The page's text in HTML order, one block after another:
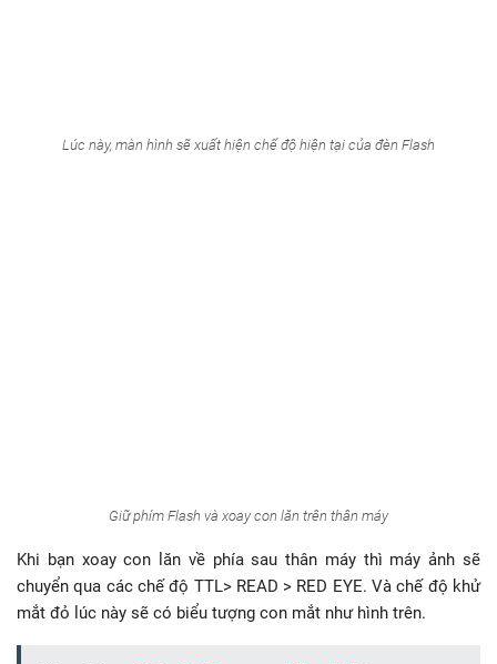
Lúc này, màn hình sẽ xuất hiện chế độ hiện tại của đèn Flash
Giữ phím Flash và xoay con lăn trên thân máy
Khi bạn xoay con lăn về phía sau thân máy thì máy ảnh sẽ
chuyển qua các chế độ TTL> READ > RED EYE. Và chế độ khử
mắt đỏ lúc này sẽ có biểu tượng con mắt như hình trên.